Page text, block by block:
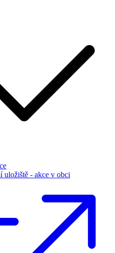
uložiště - akce v obci